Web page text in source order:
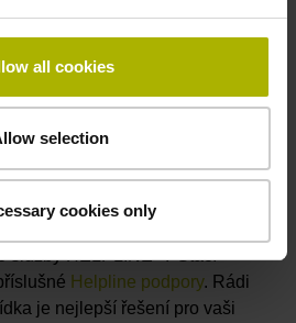
all cookies
selection
cookies only
do několika kroků a provádět
projektů lze cíleně a dle
těžíte z nejlepších možných
příslušné oblasti
tím, že odpadne cestování
služby HELPLINE+? Stačí
Helpline podpory. Rádi
je nejlepší řešení pro vaši